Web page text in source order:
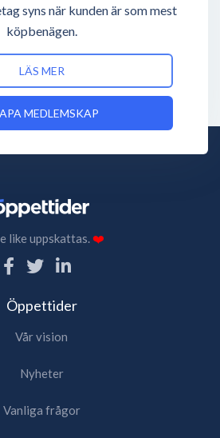
syns när kunden är som mest
köpbenägen.
LÄS MER
MEDLEMSKAP
like uppskattas.❤️
Öppettider
Vår vision
Nyheter
Vanliga frågor